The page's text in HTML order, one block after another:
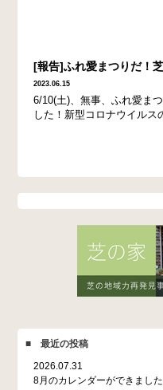
[報告]ふれ愛まつりだ！
2023.06.15
6/10(土)、無事、ふれ愛ま
した！新型コロナウイルス
■ 最近の投稿
2026.07.31
8月のカレンダーができました